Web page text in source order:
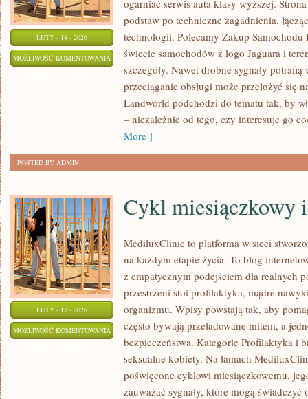
LUTY - 18 - 2026
MOŻLIWOŚĆ KOMENTOWANIA MOTORYZACJA
ogarniać serwis auta klasy wyższej.
podstaw po techniczne zagadnienia,
technologii. Polecamy Zakup
świecie samochodów z logo Jaguara i
szczegóły. Nawet drobne sygnały
przeciąganie obsługi może przełożyć się
Landworld podchodzi do tematu tak, by
– niezależnie od tego, czy interesuje go
More ]
POSTED BY ADMIN
LUTY - 17 - 2026
MOŻLIWOŚĆ KOMENTOWANIA CYKL
MIESIĄCZKOWY
ZABURZENIA
Cykl miesiączkowy
MediluxClinic to platforma w sieci
na każdym etapie życia. To blog
z empatycznym podejściem dla realnych
przestrzeni stoi profilaktyka, mądre
organizmu. Wpisy powstają tak, aby
często bywają przeładowane mitem, a
bezpieczeństwa. Kategorie Profilaktyka i
seksualne kobiety. Na łamach
poświęcone cyklowi miesiączkowemu,
zauważać sygnały, które mogą